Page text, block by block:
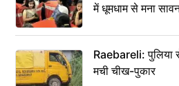
में धूमधाम से मना
Raebareli: पुलिया
मची चीख-पुकार